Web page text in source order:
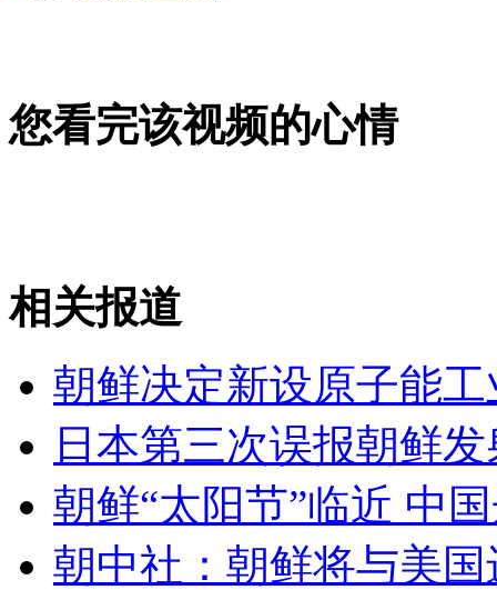
无痛分娩是否安全 医生回应
外交部：有关国家言论片面不公正
安徽一实载49人客车翻车
走！跟着总书记去植树
您看完该视频的心情
相关报道
朝鲜决定新设原子能工
日本第三次误报朝鲜
朝鲜“太阳节”临近 中
朝中社：朝鲜将与美